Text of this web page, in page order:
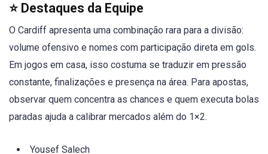
⭐ Destaques da Equipe
O Cardiff apresenta uma combinação rara para a divisão:
volume ofensivo e nomes com participação direta em gols.
Em jogos em casa, isso costuma se traduzir em pressão
constante, finalizações e presença na área. Para apostas,
observar quem concentra as chances e quem executa bolas
paradas ajuda a calibrar mercados além do 1×2.
Yousef Salech